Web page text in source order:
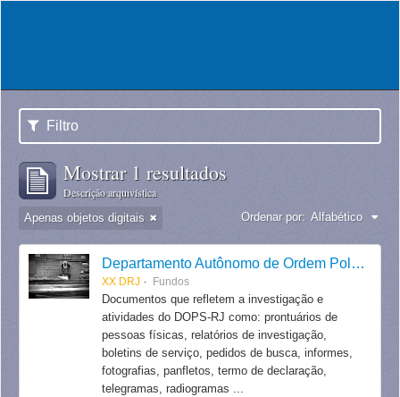
Filtro
Mostrar 1 resultados
Descrição arquivística
Apenas objetos digitais Ordenar por: Alfabético
Departamento Autônomo de Ordem Política e Social do Estado do Rio de Janeiro
XX DRJ Fundos
Documentos que refletem a investigação e
atividades do DOPS-RJ como: prontuários de
pessoas físicas, relatórios de investigação,
boletins de serviço, pedidos de busca, informes,
fotografias, panfletos, termo de declaração,
telegramas, radiogramas ...